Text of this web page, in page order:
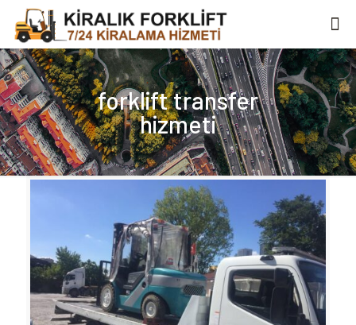
forklift transfer
hizmeti